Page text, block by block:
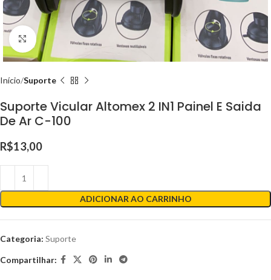
Clique para ampliar
Início Suporte
Suporte Vicular Altomex 2 IN1 Painel E Saida
De Ar C-100
R$13,00
ADICIONAR AO CARRINHO
Categoria: Suporte
Compartilhar: